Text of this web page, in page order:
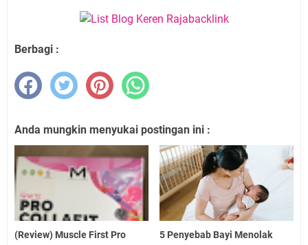
Berbagi :
Anda mungkin menyukai postingan ini :
(Review) Muscle First Pro
5 Penyebab Bayi Menolak